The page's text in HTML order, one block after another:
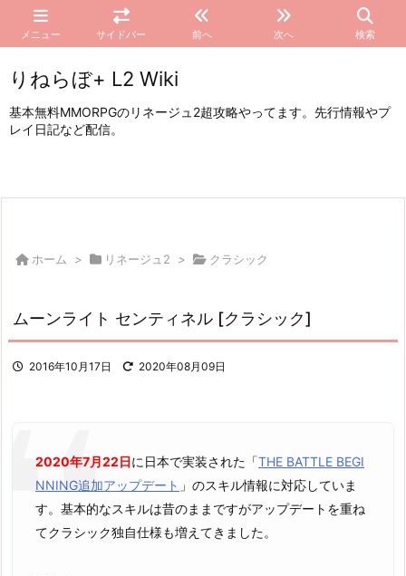
メニュー サイドバー 前へ 次へ 検索
りねらぼ+ L2 Wiki
基本無料MMORPGのリネージュ2超攻略やってます。先行情報やプ
レイ日記など配信。
ホーム > リネージュ2 > クラシック
ムーンライト センティネル [クラシック]
2016年10月17日 2020年08月09日
2020年7月22日に日本で実装された「THE BATTLE BEGI
NNING追加アップデート 」のスキル情報に対応していま
す。基本的なスキルは昔のままですがアップデートを重ね
てクラシック独自仕様も増えてきました。